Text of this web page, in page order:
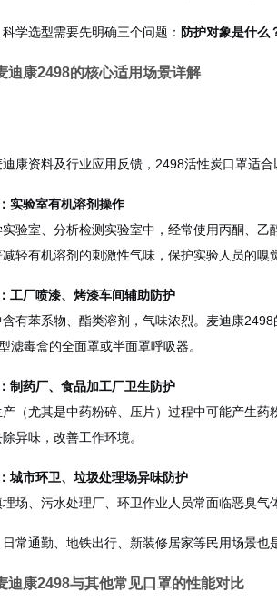
学选型需要先明确三个问题： 防护对象是什么
迪康2498的核心适用场景详解
康资料及行业应用反馈，2498活性炭口罩适
实验室有机溶剂操作
验室、分析检测实验室中，经常使用丙酮、
轻有机溶剂的刺激性气味，保护实验人员的
工厂喷漆、烤漆车间辅助防护
有苯系物、酯类溶剂，气味浓烈。麦迪康
滤毒盒的全面罩或半面罩呼吸器。
制药厂、食品加工厂卫生防护
（尤其是中药粉碎、压片）过程中可能产生
异味，改善工作环境。
城市环卫、垃圾处理场异味防护
场、污水处理厂、环卫作业人员常面临恶臭
日常通勤、地铁出行、新装修居家等民用场景也
迪康2498与其他常见口罩的性能对比